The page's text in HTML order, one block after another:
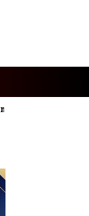
Pembangkit EBT